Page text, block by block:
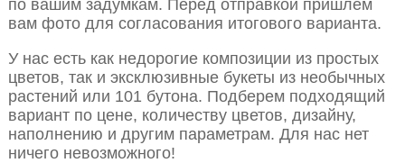
по вашим задумкам. Перед отправкой пришлем
вам фото для согласования итогового варианта.
У нас есть как недорогие композиции из простых
цветов, так и эксклюзивные букеты из необычных
растений или 101 бутона. Подберем подходящий
вариант по цене, количеству цветов, дизайну,
наполнению и другим параметрам. Для нас нет
ничего невозможного!